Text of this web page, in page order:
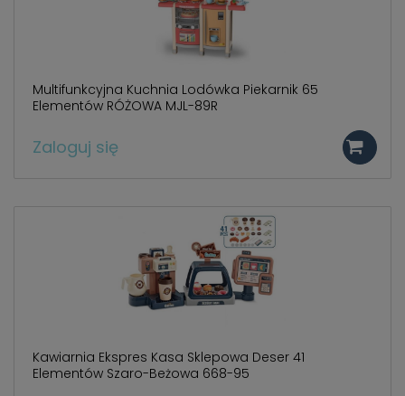
Multifunkcyjna Kuchnia Lodówka Piekarnik 65
Elementów RÓŻOWA MJL-89R
Zaloguj się
Kawiarnia Ekspres Kasa Sklepowa Deser 41
Elementów Szaro-Beżowa 668-95